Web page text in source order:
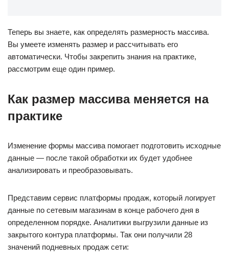
Теперь вы знаете, как определять размерность массива.
Вы умеете изменять размер и рассчитывать его
автоматически. Чтобы закрепить знания на практике,
рассмотрим еще один пример.
Как размер массива меняется на
практике
Изменение формы массива помогает подготовить исходные
данные — после такой обработки их будет удобнее
анализировать и преобразовывать.
Представим сервис платформы продаж, который логирует
данные по сетевым магазинам в конце рабочего дня в
определенном порядке. Аналитики выгрузили данные из
закрытого контура платформы. Так они получили 28
значений подневных продаж сети: